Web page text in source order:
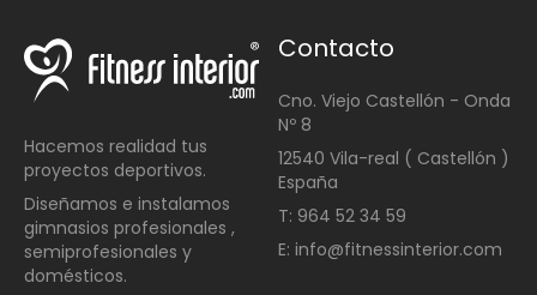
Hacemos realidad tus
proyectos deportivos.
Diseñamos e instalamos
gimnasios profesionales ,
semiprofesionales y
domésticos.
Contacto
Cno. Viejo Castellón - Onda
Nº 8
12540 Vila-real ( Castellón )
España
T: 964 52 34 59
E: info@fitnessinterior.com